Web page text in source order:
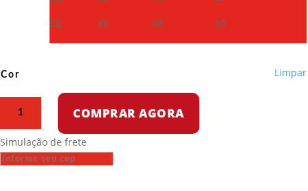
EG
85 68 30
Cor Limpar
Movimento
Pantera
COMPRAR AGORA
Simulação de frete